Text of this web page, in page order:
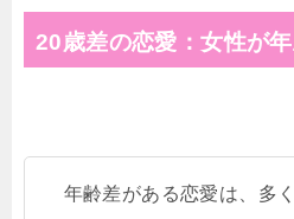
20歳差の恋愛：女性が
年齢差がある恋愛は、多